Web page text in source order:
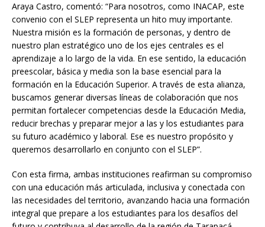
Araya Castro, comentó: “Para nosotros, como INACAP, este
convenio con el SLEP representa un hito muy importante.
Nuestra misión es la formación de personas, y dentro de
nuestro plan estratégico uno de los ejes centrales es el
aprendizaje a lo largo de la vida. En ese sentido, la educación
preescolar, básica y media son la base esencial para la
formación en la Educación Superior. A través de esta alianza,
buscamos generar diversas líneas de colaboración que nos
permitan fortalecer competencias desde la Educación Media,
reducir brechas y preparar mejor a las y los estudiantes para
su futuro académico y laboral. Ese es nuestro propósito y
queremos desarrollarlo en conjunto con el SLEP”.
Con esta firma, ambas instituciones reafirman su compromiso
con una educación más articulada, inclusiva y conectada con
las necesidades del territorio, avanzando hacia una formación
integral que prepare a los estudiantes para los desafíos del